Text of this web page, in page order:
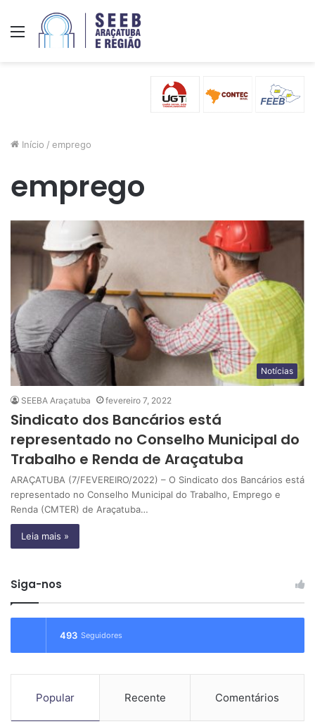
Menu
Início / emprego
emprego
Notícias
SEEBA Araçatuba fevereiro 7, 2022
Sindicato dos Bancários está
representado no Conselho Municipal do
Trabalho e Renda de Araçatuba
ARAÇATUBA (7/FEVEREIRO/2022) – O Sindicato dos Bancários está
representado no Conselho Municipal do Trabalho, Emprego e
Renda (CMTER) de Araçatuba…
Leia mais »
Siga-nos
493 Seguidores
Popular Recente Comentários